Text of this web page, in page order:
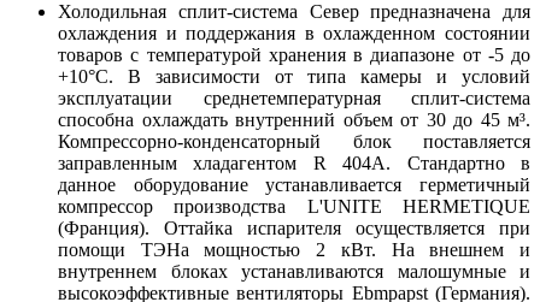
Холодильная сплит-система Север предназначена для
охлаждения и поддержания в охлажденном состоянии
товаров с температурой хранения в диапазоне от -5 до
+10°С. В зависимости от типа камеры и условий
эксплуатации среднетемпературная сплит-система
способна охлаждать внутренний объем от 30 до 45 м³.
Компрессорно-конденсаторный блок поставляется
заправленным хладагентом R 404А. Стандартно в
данное оборудование устанавливается герметичный
компрессор производства L'UNITE HERMETIQUE
(Франция). Оттайка испарителя осуществляется при
помощи ТЭНа мощностью 2 кВт. На внешнем и
внутреннем блоках устанавливаются малошумные и
высокоэффективные вентиляторы Ebmpapst (Германия).